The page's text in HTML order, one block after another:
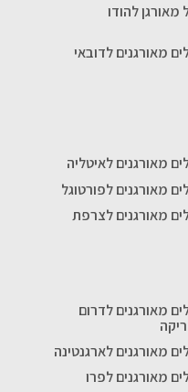
מאורגן להודו
מאורגנים לדובאי
מאורגנים לאיטליה
מאורגנים לפורטוגל
מאורגנים לצרפת
מאורגנים לדרום
מאורגנים לארגנטינה
מאורגנים לפרו